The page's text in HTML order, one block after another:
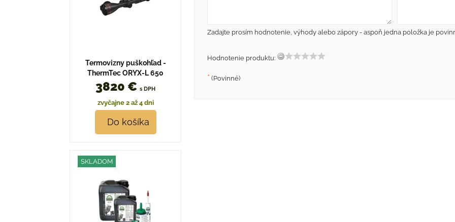
Zadajte prosím hodnotenie, výhody alebo zápory - aspoň jedna položka je
Hodnotenie produktu:
* (Povinné)
Termovizny puškohľad -
ThermTec ORYX-L 650
3820 € s DPH
zvyčajne 2 až 4 dni
Do košíka
SKLADOM